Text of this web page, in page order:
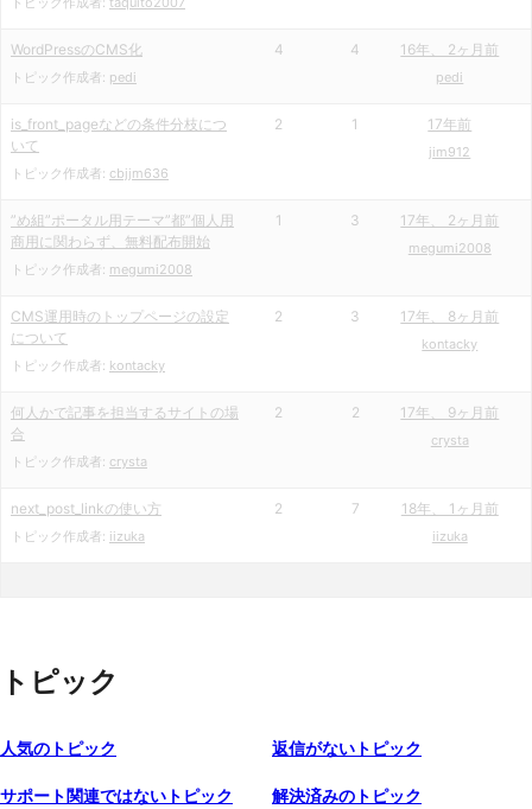
WordPressのCMS化
トピック作成者: pedi
4 4 16年、 2ヶ月前
pedi
is_front_pageなどの条件分枝につ
いて
トピック作成者: cbjjm636
2 1 17年前
jim912
”め組”ポータル用テーマ”都”個人用
商用に関わらず、無料配布開始
トピック作成者: megumi2008
1 3 17年、 2ヶ月前
megumi2008
CMS運用時のトップページの設定
について
トピック作成者: kontacky
2 3 17年、 8ヶ月前
kontacky
何人かで記事を担当するサイトの場
合
トピック作成者: crysta
2 2 17年、 9ヶ月前
crysta
next_post_linkの使い方
トピック作成者: iizuka
2 7 18年、 1ヶ月前
iizuka
トピック
人気のトピック 返信がないトピック
サポート関連ではないトピック 解決済みのトピック